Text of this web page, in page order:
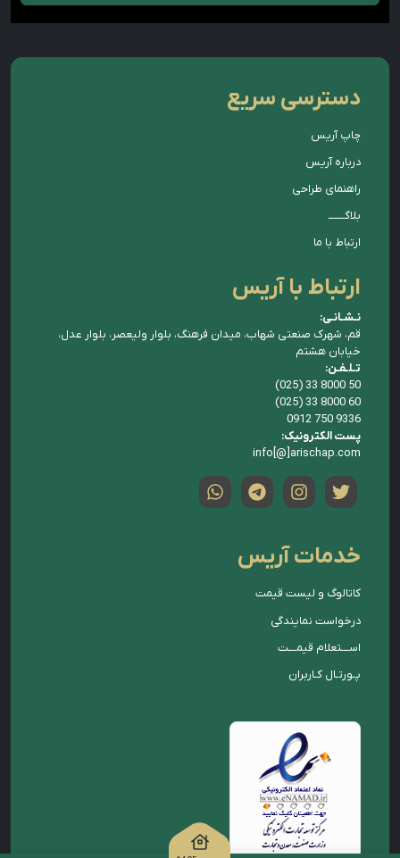
دسترسی سریع
چاپ آریس
درباره آریس
راهنمای طراحی
بلاگــــــ
ارتباط با ما
ارتباط با آریس
نـشـانـی:
قم، شهرک صنعتی شهاب، میدان فرهنگ، بلوار ولیعصر، بلوار عدل،
خیابان هشتم
تـلـفـن:
(025) 33 8000 50
(025) 33 8000 60
0912 750 9336
پست الکترونیک:
info[@]arischap.com
خدمات آریس
کاتالوگ و لیست قیمت
درخواست نمایندگی
اســـتعلام قیمـــت
پـورتـال کـاربران